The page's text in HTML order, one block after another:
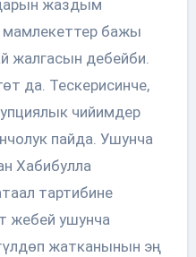
жаздым
мамлекеттер бажы
жалгасын дебейби.
да. Тескерисинче,
чийимдер
пайда. Ушунча
Хабибулла
тартибине
жебей ушунча
жатканынын эң